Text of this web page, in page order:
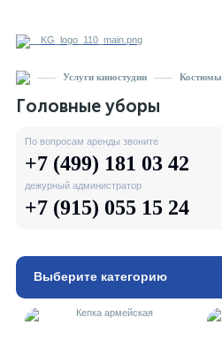
Услуги киностудии Костюмы
Головные уборы
По вопросам аренды звоните
+7 (499) 181 03 42
дежурный администратор
+7 (915) 055 15 24
Выберите категорию